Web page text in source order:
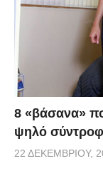
8 «βάσανα»
ψηλό
22 ΔΕΚΕΜΒΡΊΟΥ,